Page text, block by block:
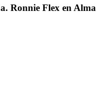
Ronnie Flex en Alma